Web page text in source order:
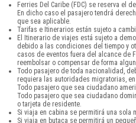
Ferries Del Caribe (FDC) se reserva el
En dicho caso el pasajero tendrá
que sea aplicable.
Tarifas e Itinerarios están sujeto a
El Itinerario de viajes está sujeto a
debido a las condiciones del tiempo y
casos de eventos fuera del alcance de
reembolsar o compensar de forma
Todo pasajero de toda nacionalidad,
requiera las autoridades migratorias,
Todo pasajero que sea ciudadano
Todo pasajero que sea ciudadano
o tarjeta de residente.
Si viaja en cabina se permitirá una sola
Si viaja en butaca se permitirá un